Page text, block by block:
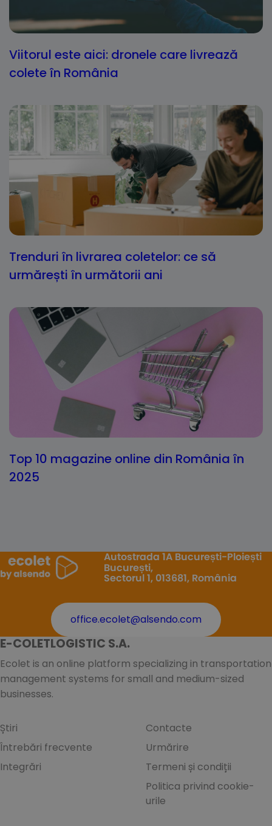
Viitorul este aici: dronele care livrează
colete în România
Trenduri în livrarea coletelor: ce să
urmărești în următorii ani
Top 10 magazine online din România în
2025
Autostrada 1A București-Ploiești
București,
Sectorul 1, 013681, România
office.ecolet@alsendo.com
E-COLETLOGISTIC S.A.
Ecolet is an online platform specializing in transportation
management systems for small and medium-sized
businesses.
Știri
Întrebări frecvente
Integrări
Contacte
Urmărire
Termeni și condiții
Politica privind cookie-
urile